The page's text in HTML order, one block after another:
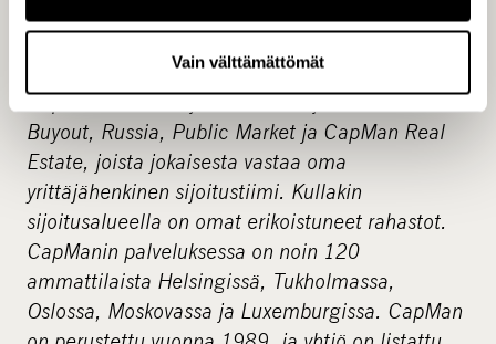
Vain välttämättömät
johtavia pääomasijoittajia, jonka hallinnoimissa
rahastoissa on noin 3,1 miljardin euron pääomat.
CapManilla on neljä keskeistä sijoitusaluetta eli
Buyout, Russia, Public Market ja CapMan Real
Estate, joista jokaisesta vastaa oma
yrittäjähenkinen sijoitustiimi. Kullakin
sijoitusalueella on omat erikoistuneet rahastot.
CapManin palveluksessa on noin 120
ammattilaista Helsingissä, Tukholmassa,
Oslossa, Moskovassa ja Luxemburgissa. CapMan